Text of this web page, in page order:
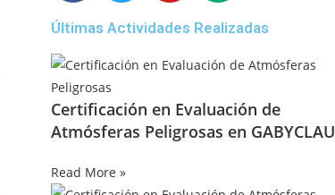
Últimas Actividades Realizadas
Certificación en Evaluación de
Atmósferas Peligrosas en GABYCLAU
Read More »